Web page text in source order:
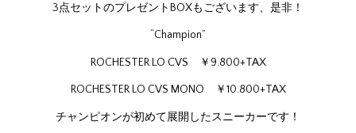
3点セットのプレゼントBOXもございます、是非！
“Champion”
ROCHESTER LO CVS ￥9.800+TAX
ROCHESTER LO CVS MONO ￥10.800+TAX
チャンピオンが初めて展開したスニーカーです！